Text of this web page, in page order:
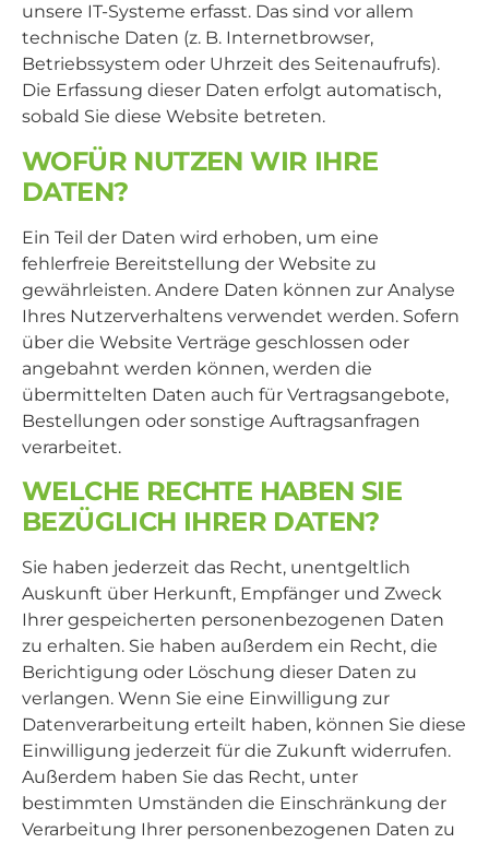
unsere IT-Systeme erfasst. Das sind vor allem
technische Daten (z. B. Internetbrowser,
Betriebssystem oder Uhrzeit des Seitenaufrufs).
Die Erfassung dieser Daten erfolgt automatisch,
sobald Sie diese Website betreten.
WOFÜR NUTZEN WIR IHRE
DATEN?
Ein Teil der Daten wird erhoben, um eine
fehlerfreie Bereitstellung der Website zu
gewährleisten. Andere Daten können zur Analyse
Ihres Nutzerverhaltens verwendet werden. Sofern
über die Website Verträge geschlossen oder
angebahnt werden können, werden die
übermittelten Daten auch für Vertragsangebote,
Bestellungen oder sonstige Auftragsanfragen
verarbeitet.
WELCHE RECHTE HABEN SIE
BEZÜGLICH IHRER DATEN?
Sie haben jederzeit das Recht, unentgeltlich
Auskunft über Herkunft, Empfänger und Zweck
Ihrer gespeicherten personenbezogenen Daten
zu erhalten. Sie haben außerdem ein Recht, die
Berichtigung oder Löschung dieser Daten zu
verlangen. Wenn Sie eine Einwilligung zur
Datenverarbeitung erteilt haben, können Sie diese
Einwilligung jederzeit für die Zukunft widerrufen.
Außerdem haben Sie das Recht, unter
bestimmten Umständen die Einschränkung der
Verarbeitung Ihrer personenbezogenen Daten zu